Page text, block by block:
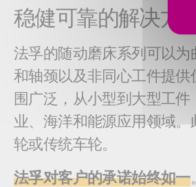
稳健可靠的解决方案
法孚的随动磨床系列可以
和轴颈以及非同心工件提
围广泛，从小型到大型工
业、海洋和能源应用领域
轮或传统车轮。
法孚对客户的承诺始终如一